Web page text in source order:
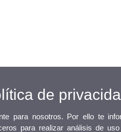
de
para nosotros. Por ello te
para realizar análisis de